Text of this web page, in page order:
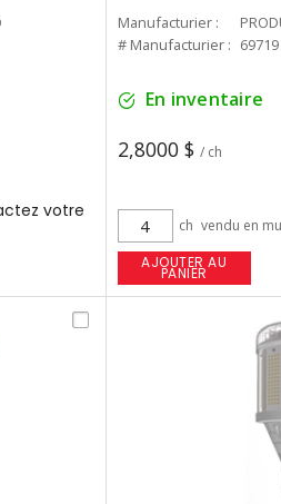
votre
Manufacturier :
# Manufacturier : 69719
En inventaire
2,8000 $ / ch
ch vendu en
AJOUTER AU
PANIER